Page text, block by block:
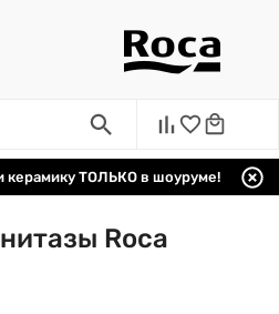
керамику ТОЛЬКО в шоуруме!
Roca